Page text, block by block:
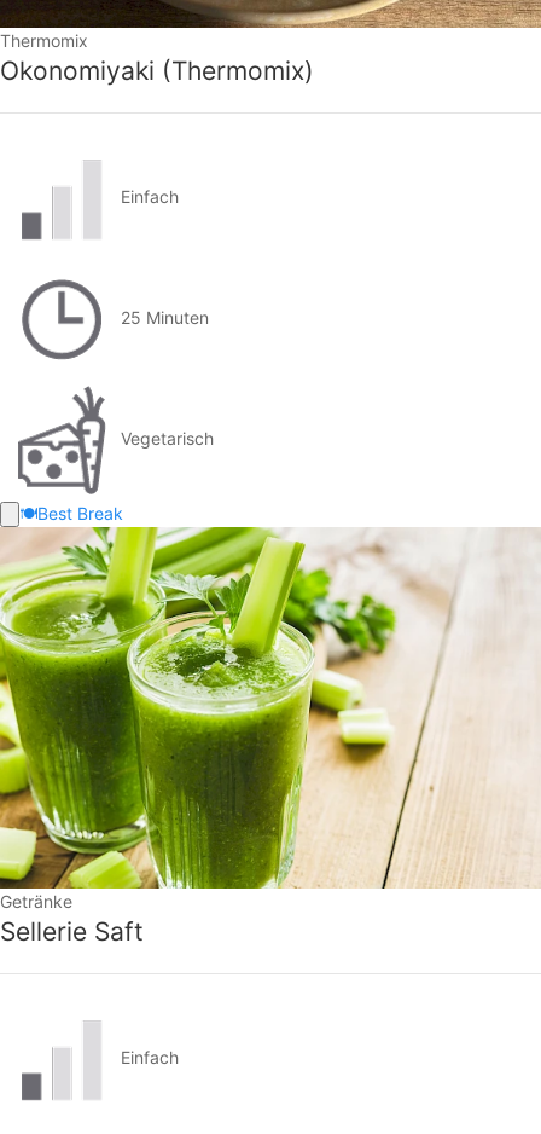
Thermomix
Okonomiyaki (Thermomix)
Einfach
25 Minuten
Vegetarisch
🍽️Best Break
Getränke
Sellerie Saft
Einfach